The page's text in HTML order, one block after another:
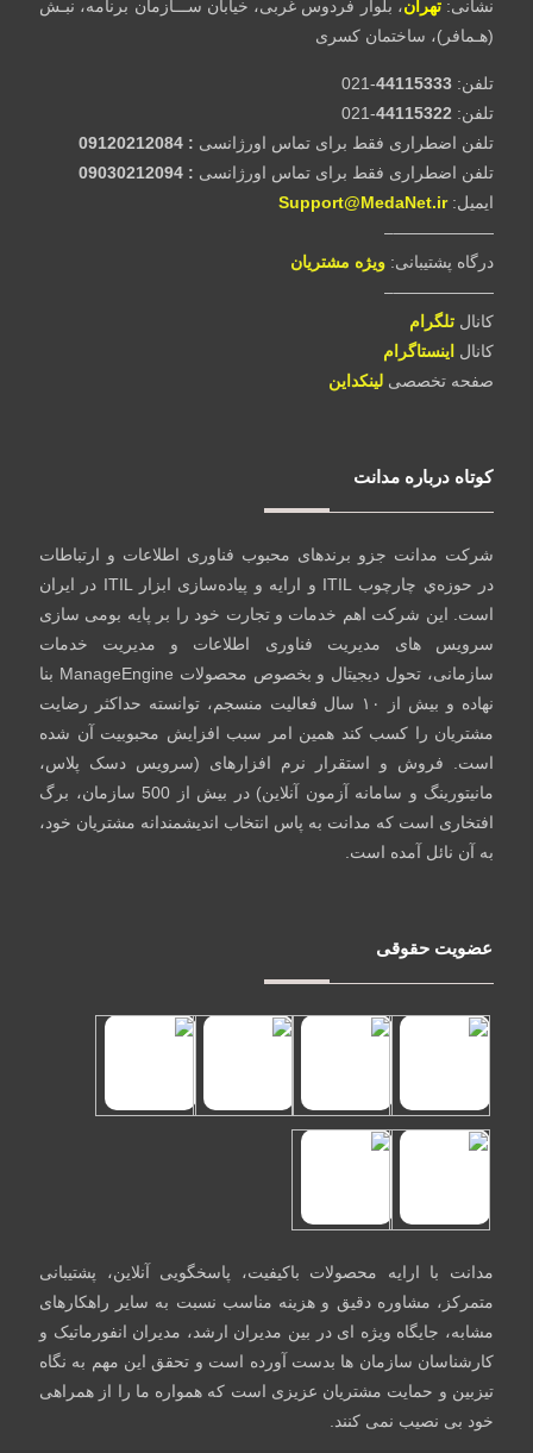
نشانی:تهران، بلوار فردوس غربی، خیابان ســـازمان برنامه، نبـش
(هـمافر)، ساختمان کسری
تلفن:‌ 44115333
-021
تلفن:‌ 44115322
-021
تلفن اضطراری فقط برای تماس اورژانسی : 09120212084
تلفن اضطراری فقط برای تماس اورژانسی : 09030212094
ایمیل:Support@MedaNet.ir
——————–
درگاه پشتیبانی: ويژه مشتریان
——————–
کانال تلگرام
کانال اینستاگرام
صفحه تخصصی لینکداین
کوتاه درباره مدانت
شرکت مدانت جزو برندهای محبوب فناوری اطلاعات و ارتباطات
در حوزه‌ي چارچوب ITIL و ارایه و پیاده‌سازی ابزار ITIL در ایران
است. این شرکت اهم خدمات و تجارت خود را بر پایه بومی سازی
سرویس های مدیریت فناوری اطلاعات و مدیریت خدمات
سازمانی، تحول دیجیتال و بخصوص محصولات ManageEngine بنا
نهاده و بیش از ۱۰ سال فعالیت منسجم، توانسته حداکثر رضایت
مشتریان را کسب کند همین امر سبب افزایش محبوبیت آن شده
است. فروش و استقرار نرم افزارهای (سرویس دسک پلاس،
مانیتورینگ و سامانه آزمون آنلاین) در بیش از 500 سازمان، برگ
افتخاری است که مدانت به پاس انتخاب اندیشمندانه مشتریان خود،
به آن نائل آمده است.
عضویت حقوقی
مدانت با ارایه محصولات باکیفیت، پاسخگویی آنلاین، پشتیبانی
متمرکز، مشاوره دقیق و هزینه مناسب نسبت به سایر راهکارهای
مشابه، جایگاه ویژه ای در بین مدیران ارشد، مدیران انفورماتیک و
کارشناسان سازمان ها بدست آورده است و تحقق این مهم به نگاه
تیزبین و حمایت مشتریان عزیزی است که همواره ما را از همراهی
خود بی نصیب نمی کنند.